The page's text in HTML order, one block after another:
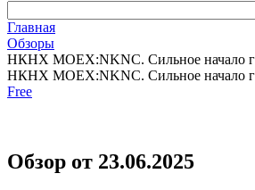
Главная
Обзоры
НКНХ MOEX:NKNC. Сильное начало
НКНХ MOEX:NKNC. Сильное начало
Free
Обзор от 23.06.2025